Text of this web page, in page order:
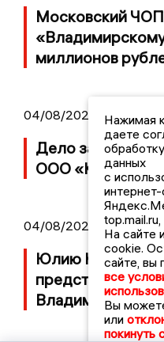
Московский ЧОП
миллионов
04/08/2026 15:40
Дело
ООО «Капитал
04/08/2026 11:36
Юлию Калистову
представили в
Владимирской
Нажимая
даете
данных
с
На сайте
cookie.
сайте, вы
все
Вы
или
покинуть